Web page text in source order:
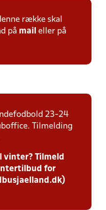
række skal
på mail eller på
23-24
Tilmelding
vinter? Tilmeld
for